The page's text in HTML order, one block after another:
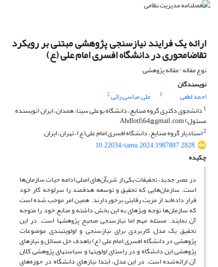
ارائه یک فرایند نیازسنجی پژوهشی مبتنی بر رویکرد
تقاضامحوری در دانشگاه افسری امام علی (ع)‏
نوع مقاله : مقاله پژوهشی
نویسندگان
احمد لطفی
1 علی عباسی رائی2
1 دانشجوی دکتری گروه صنایع، دانشگاه بوعلی سینا، همدان، ایران (نویسنده
مسئول) Ahdlotfi64@gmail.com
2استادیار گروه صنایع، دانشگاه افسری امام علی(ع)، تهران، ایران.
10.22034/iamu.2024.1987887.2828
چکیده
در عصر جدید، تحقیقات یکی از شریآن‌های اصلی ادامه حیات سازمان‌ها
است. سازمان‌هایی که تحقیق و توسعه هدفمند را سرلوحه کار خود
قرار داده‌اند از مزیت رقابتی برخوردارند. همین امر موجب شده است
که سازمان‌ها توجه ویژه­ای به این بخش داشته و منابع خود را متوجه
آن نمایند. مسئله مهم اما نیازسنجی صحیح پژوهش­ها است. در این
تحقیق یک مدل کاربردی برای نیازسنجی و اولویت­بندی موضوعات
پژوهشی در دانشگاه افسری امام علی (ع) باهدف حل مسائل و نیازهای
پژوهشی این دانشگاه و در راستای اولویت­ها و سیاست­های پژوهشی کلان
آن ارائه‌شده است. در این مدل، ابتدا نیازهای دانشگاه در حوزه‌های